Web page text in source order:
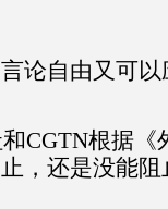
论自由又可
CGTN根据
，还是没能